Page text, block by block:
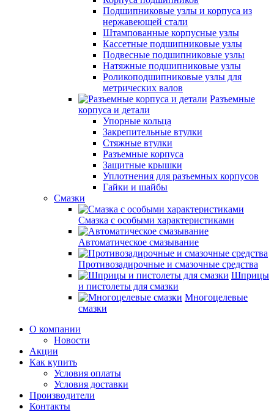
Подшипниковые узлы и корпуса из
нержавеющей стали
Штампованные корпусные узлы
Кассетные подшипниковые узлы
Подвесные подшипниковые узлы
Натяжные подшипниковые узлы
Роликоподшипниковые узлы для
метрических валов
Разъемные
корпуса и детали
Упорные кольца
Закрепительные втулки
Стяжные втулки
Разъемные корпуса
Защитные крышки
Уплотнения для разъемных корпусов
Гайки и шайбы
Смазки
Смазка с особыми характеристиками
Автоматическое смазывание
Противозадирочные и смазочные средства
Шприцы
и пистолеты для смазки
Многоцелевые
смазки
О компании
Новости
Акции
Как купить
Условия оплаты
Условия доставки
Производители
Контакты